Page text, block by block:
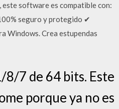
este software es compatible con:
seguro y protegido ✔
Windows. Crea estupendas
7 de 64 bits. Este
porque ya no es